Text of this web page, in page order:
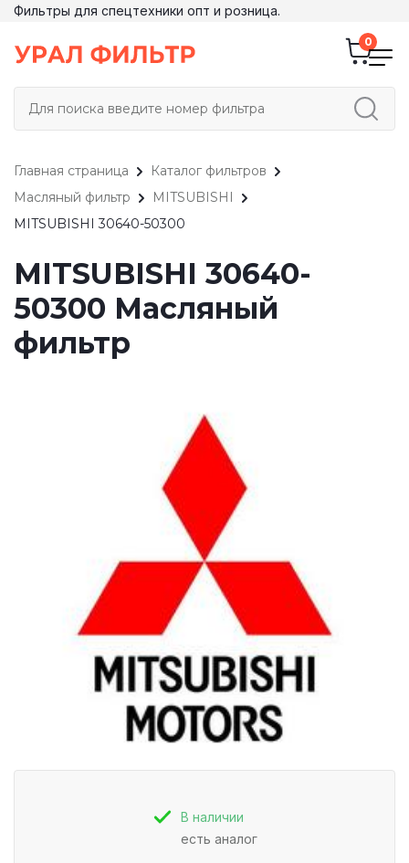
Фильтры для спецтехники опт и розница.
Главная страница
Каталог фильтров
Масляный фильтр
MITSUBISHI
MITSUBISHI 30640-50300
MITSUBISHI 30640-
50300 Масляный
фильтр
В наличии
есть аналог